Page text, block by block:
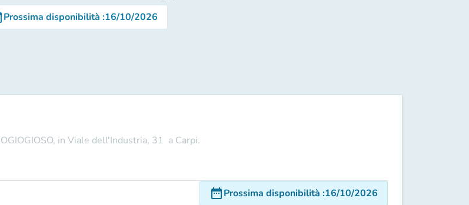
Prossima disponibilità :16/10/2026
in Viale dell'Industria, 31 a Carpi.
date_rangeProssima disponibilità :16/10/2026